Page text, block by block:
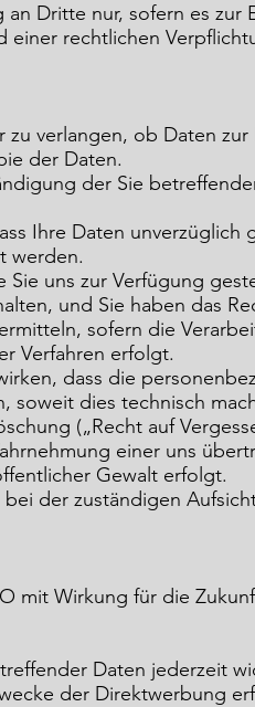
Dritte nur, sofern es zur
einer rechtlichen
verlangen, ob Daten zur
der Daten.
der Sie
Ihre Daten unverzüglich
werden.
Sie uns zur Verfügung
und Sie haben das
sofern die
Verfahren erfolgt.
dass die
soweit dies technisch
(„Recht auf
einer uns
Gewalt erfolgt.
der zuständigen
mit Wirkung für die
Daten jederzeit
der Direktwerbung